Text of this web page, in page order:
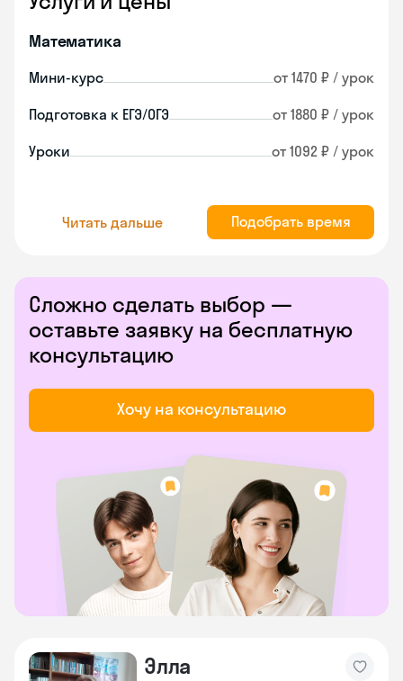
Математика
Мини-курс от 1470 ₽ / урок
Подготовка к ЕГЭ/ОГЭ от 1880 ₽ / урок
Уроки от 1092 ₽ / урок
Читать дальше Подобрать время
Сложно сделать выбор —
оставьте заявку на бесплатную
консультацию
Хочу на консультацию
Элла